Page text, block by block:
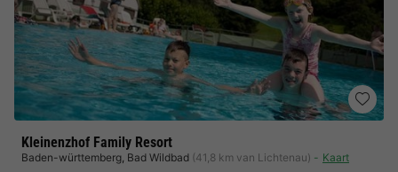
Kleinenzhof Family Resort
Baden-württemberg, Bad Wildbad (41,8 km van Lichtenau)
Kaart